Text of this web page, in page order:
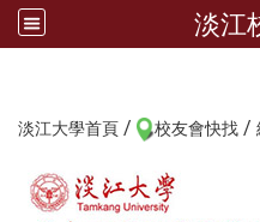
淡江
淡江大學首頁 / 校友會快找 /